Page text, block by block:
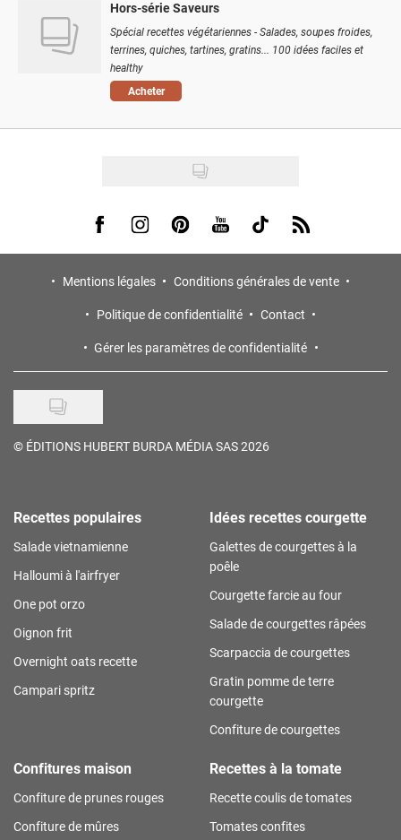
Hors-série Saveurs
Spécial recettes végétariennes - Salades, soupes froides,
terrines, quiches, tartines, gratins... 100 idées faciles et
healthy
Acheter
Visit us on Facebook
Visit us on Instagram
Visit us on Pinterest
Visit us on Youtube
Visit us on Tiktok
Visit us on Rss
Mentions légales
Conditions générales de vente
Politique de confidentialité
Contact
Gérer les paramètres de confidentialité
© ÉDITIONS HUBERT BURDA MÉDIA SAS 2026
Recettes populaires
Salade vietnamienne
Halloumi à l'airfryer
One pot orzo
Oignon frit
Overnight oats recette
Campari spritz
Idées recettes courgette
Galettes de courgettes à la
poêle
Courgette farcie au four
Salade de courgettes râpées
Scarpaccia de courgettes
Gratin pomme de terre
courgette
Confiture de courgettes
Confitures maison
Confiture de prunes rouges
Confiture de mûres
Recettes à la tomate
Recette coulis de tomates
Tomates confites